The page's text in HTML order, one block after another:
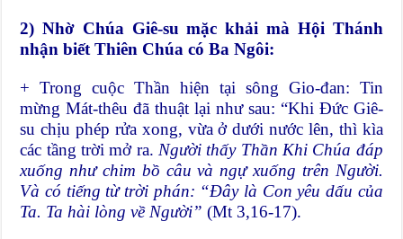
2) Nhờ Chúa Giê-su mặc khải mà Hội Thánh
nhận biết Thiên Chúa có Ba Ngôi:
+ Trong cuộc Thần hiện tại sông Gio-đan: Tin
mừng Mát-thêu đã thuật lại như sau: “Khi Đức Giê-
su chịu phép rửa xong, vừa ở dưới nước lên, thì kìa
các tầng trời mở ra. Người thấy Thần Khi Chúa đáp
xuống như chim bồ câu và ngự xuống trên Người.
Và có tiếng từ trời phán: “Đây là Con yêu dấu của
Ta. Ta hài lòng về Người” (Mt 3,16-17).